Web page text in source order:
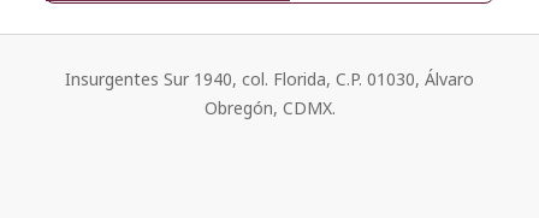
Insurgentes Sur 1940, col. Florida, C.P. 01030, Álvaro
Obregón, CDMX.